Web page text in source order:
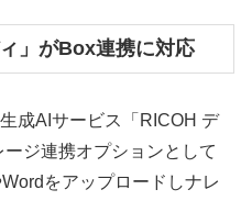
」がBox連携に対応
成AIサービス「RICOH デ
ジ連携オプションとして
をアップロードしナレ